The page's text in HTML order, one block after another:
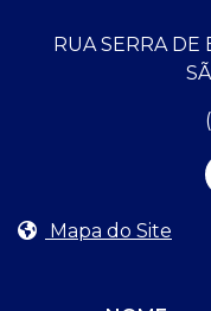
RUA SERRA DE
Mapa do Site